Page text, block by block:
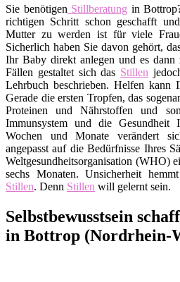
Sie benötigen Stillberatung in
richtigen Schritt schon geschafft
Mutter zu werden ist für viele
Sicherlich haben Sie davon gehört,
Ihr Baby direkt anlegen und es dann
Fällen gestaltet sich das Stillen
Lehrbuch beschrieben. Helfen kann
Gerade die ersten Tropfen, das
Proteinen und Nährstoffen und
Immunsystem und die
Wochen und Monate verändert
angepasst auf die Bedürfnisse Ihres
Weltgesundheitsorganisation (WHO)
sechs Monaten. Unsicherheit
Stillen. Denn Stillen will gelernt sein.
Selbstbewusstsein
in Bottrop (Nordrhein-